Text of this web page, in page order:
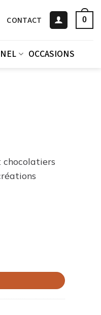
CONTACT 0
OCCASIONS
chocolatiers